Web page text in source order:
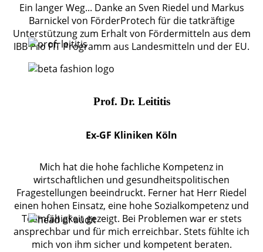
Ein langer Weg... Danke an Sven Riedel und Markus
Barnickel von FörderProtech für die tatkräftige
Unterstützung zum Erhalt von Fördermitteln aus dem
IBB Pro FIT Programm aus Landesmitteln und der EU.
Prof. Dr. Leititis
Ex-GF Kliniken Köln
Mich hat die hohe fachliche Kompetenz in
wirtschaftlichen und gesundheitspolitischen
Fragestellungen beeindruckt. Ferner hat Herr Riedel
einen hohen Einsatz, eine hohe Sozialkompetenz und
Teamfähigkeit gezeigt. Bei Problemen war er stets
ansprechbar und für mich erreichbar. Stets fühlte ich
mich von ihm sicher und kompetent beraten.